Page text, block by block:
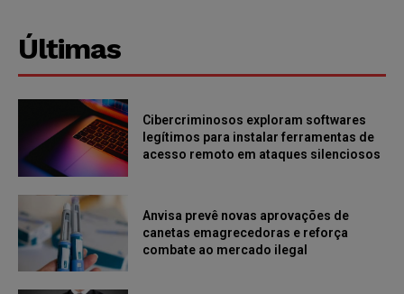
Últimas
Cibercriminosos exploram softwares
legítimos para instalar ferramentas de
acesso remoto em ataques silenciosos
Anvisa prevê novas aprovações de
canetas emagrecedoras e reforça
combate ao mercado ilegal